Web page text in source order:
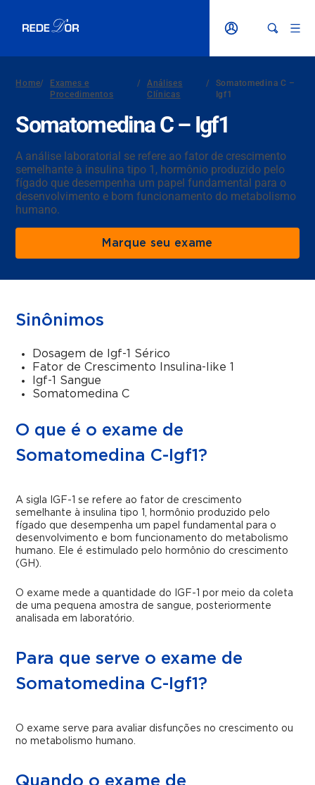
Home/
Exames e
Procedimentos
/
Análises
Clínicas
/
Somatomedina C –
Igf1
Somatomedina C – Igf1
A análise laboratorial se refere ao fator de crescimento
semelhante à insulina tipo 1, hormônio produzido pelo
fígado que desempenha um papel fundamental para o
desenvolvimento e bom funcionamento do metabolismo
humano.
Marque seu exame
Sinônimos
Dosagem de Igf-1 Sérico
Fator de Crescimento Insulina-like 1
Igf-1 Sangue
Somatomedina C
O que é o exame de
Somatomedina C-Igf1?
A sigla IGF-1 se refere ao fator de crescimento
semelhante à insulina tipo 1, hormônio produzido pelo
fígado que desempenha um papel fundamental para o
desenvolvimento e bom funcionamento do metabolismo
humano. Ele é estimulado pelo hormônio do crescimento
(GH).
O exame mede a quantidade do
IGF-1 por meio da coleta
de uma pequena amostra de sangue, posteriormente
analisada em laboratório.
Para que serve o exame de
Somatomedina C-Igf1?
O exame serve para avaliar disfunções no crescimento ou
no metabolismo humano.
Quando o exame de